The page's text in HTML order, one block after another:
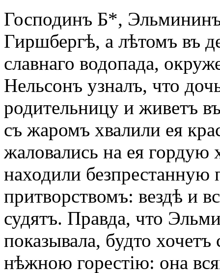
Господинъ Б*,
Гиршбергѣ, a лѣтомъ въ
славнаго водопада,
Нельсонъ узналъ, что
родительницу и живетъ
съ жаромъ хвалили ея
жаловались на ея
находили безпрестанную
притворствомъ: вездѣ и
судятъ. Правда, что
показывала, будто
нѣжною горестію: она